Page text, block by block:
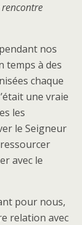
nos
temps à des
chaque
une vraie
les
le Seigneur
avec le
pour nous,
relation avec